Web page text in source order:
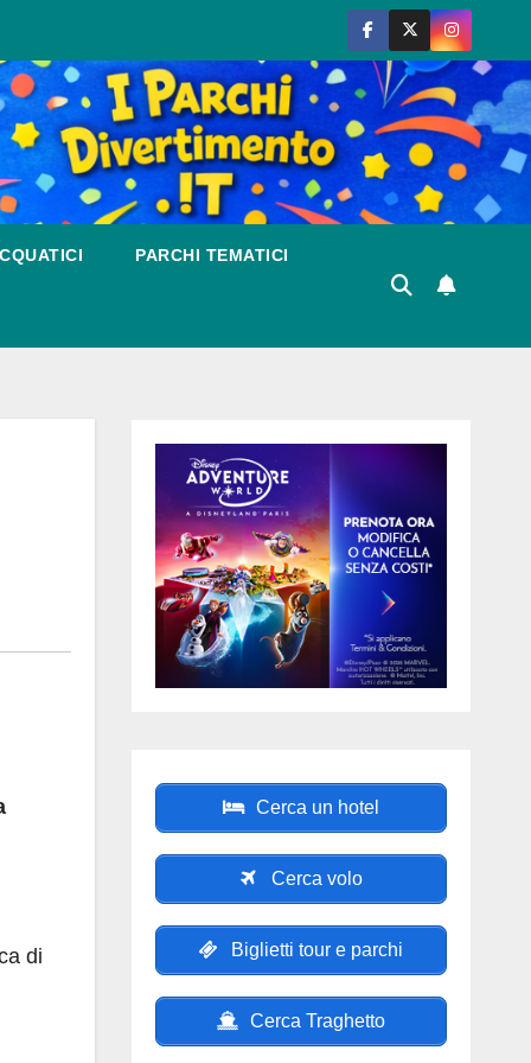
PARCHI TEMATICI
di
Cerca un hotel
Cerca volo
Biglietti tour e parchi
Cerca Traghetto